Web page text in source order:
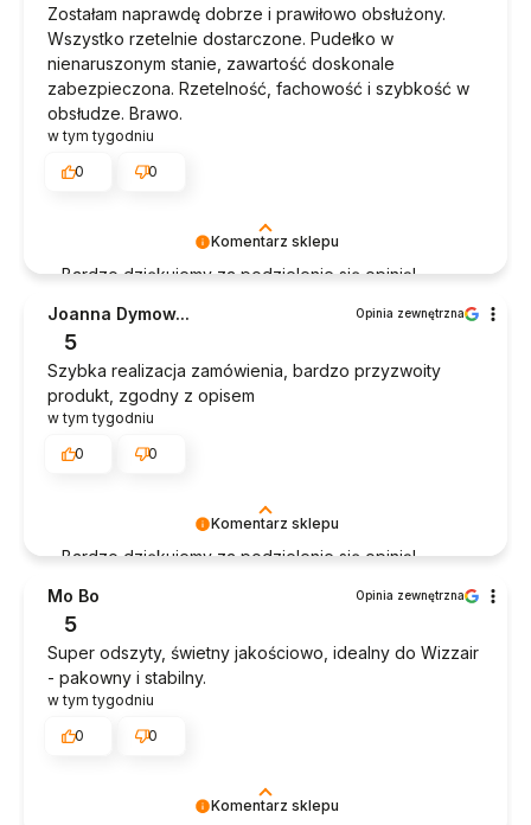
Komentarz sklepu
Bardzo dziękujemy za podzielenie się opinią!
Zostałam naprawdę dobrze i prawiłowo obsłużony.
Wszystko rzetelnie dostarczone. Pudełko w
nienaruszonym stanie, zawartość doskonale
zabezpieczona. Rzetelność, fachowość i szybkość w
obsłudze. Brawo.
w tym tygodniu
0
0
Komentarz sklepu
Bardzo dziękujemy za podzielenie się opinią!
Joanna Dymow... Opinia zewnętrzna
5
Szybka realizacja zamówienia, bardzo przyzwoity
produkt, zgodny z opisem
w tym tygodniu
0
0
Komentarz sklepu
Mo Bo Opinia zewnętrzna
5
Super odszyty, świetny jakościowo, idealny do Wizzair
- pakowny i stabilny.
w tym tygodniu
0
0